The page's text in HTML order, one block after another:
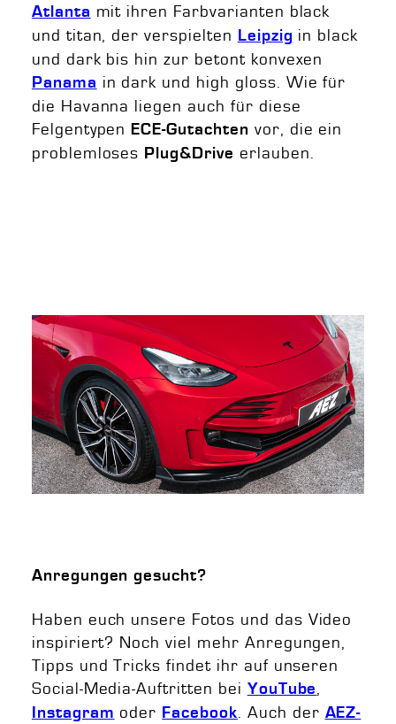
Atlanta mit ihren Farbvarianten black
und titan, der verspielten Leipzig in black
und dark bis hin zur betont konvexen
Panama in dark und high gloss. Wie für
die Havanna liegen auch für diese
Felgentypen ECE-Gutachten vor, die ein
problemloses Plug&Drive erlauben.
Anregungen gesucht?
Haben euch unsere Fotos und das Video
inspiriert? Noch viel mehr Anregungen,
Tipps und Tricks findet ihr auf unseren
Social-Media-Auftritten bei YouTube,
Instagram oder Facebook. Auch der AEZ-